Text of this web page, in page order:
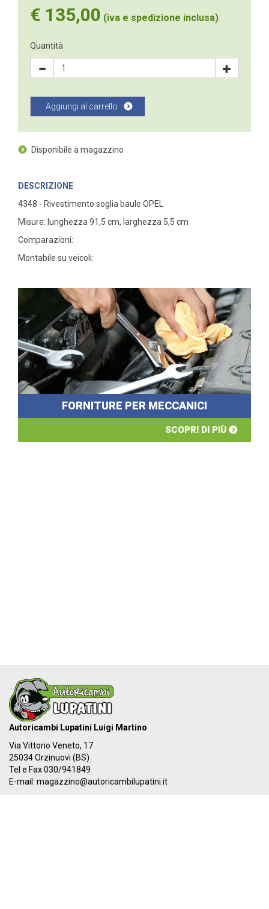
€ 135,00 (iva e spedizione inclusa)
Quantità
Aggiungi al carrello
Disponibile a magazzino
DESCRIZIONE
4348 - Rivestimento soglia baule OPEL
Misure: lunghezza 91,5 cm, larghezza 5,5 cm
Comparazioni:
Montabile su veicoli:
FORNITURE PER MECCANICI
SCOPRI DI PIÙ
Autoricambi Lupatini Luigi Martino
Via Vittorio Veneto, 17
25034 Orzinuovi (BS)
Tel e Fax 030/941849
E-mail: magazzino@autoricambilupatini.it